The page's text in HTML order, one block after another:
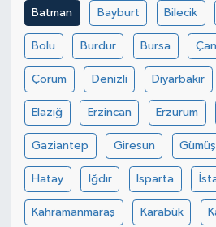
Batman Bayburt Bilecik
Bolu Burdur Bursa
Çorum Denizli Diyarbakır
Elazığ Erzincan Erzurum
Gaziantep Giresun
Hatay Iğdır Isparta
Kahramanmaraş Karabük